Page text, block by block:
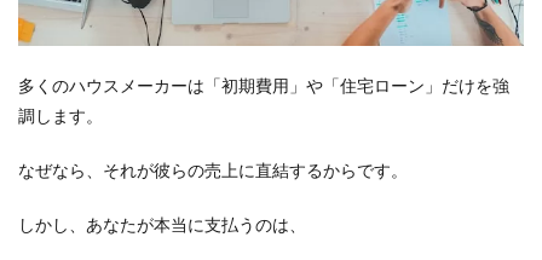
ラン
なの
か
ライ
フプ
で明
多くのハウスメーカーは「初期費用」や「住宅ローン」だけを強
調します。
なぜなら、それが彼らの売上に直結するからです。
しかし、あなたが本当に支払うのは、